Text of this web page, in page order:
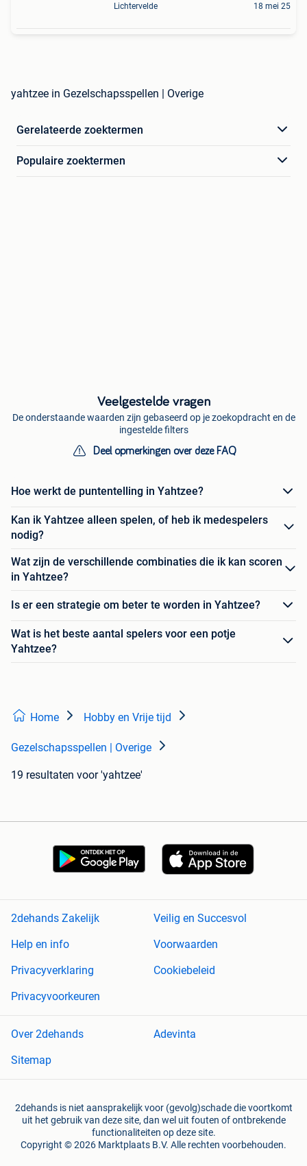
Lichtervelde 18 mei 25
yahtzee in Gezelschapsspellen | Overige
Gerelateerde zoektermen
Populaire zoektermen
Veelgestelde vragen
De onderstaande waarden zijn gebaseerd op je zoekopdracht en de
ingestelde filters
Deel opmerkingen over deze FAQ
Hoe werkt de puntentelling in Yahtzee?
Kan ik Yahtzee alleen spelen, of heb ik medespelers
nodig?
Wat zijn de verschillende combinaties die ik kan scoren
in Yahtzee?
Is er een strategie om beter te worden in Yahtzee?
Wat is het beste aantal spelers voor een potje
Yahtzee?
Home Hobby en Vrije tijd
Gezelschapsspellen | Overige
19 resultaten voor 'yahtzee'
2dehands Zakelijk
Veilig en Succesvol
Help en info
Voorwaarden
Privacyverklaring
Cookiebeleid
Privacyvoorkeuren
Over 2dehands
Adevinta
Sitemap
2dehands is niet aansprakelijk voor (gevolg)schade die voortkomt
uit het gebruik van deze site, dan wel uit fouten of ontbrekende
functionaliteiten op deze site.
Copyright © 2026 Marktplaats B.V. Alle rechten voorbehouden.